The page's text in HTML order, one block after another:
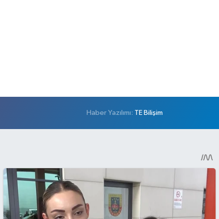
Haber Yazılımı: TE Bilişim